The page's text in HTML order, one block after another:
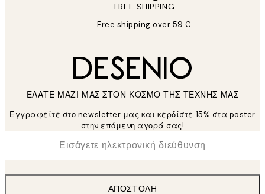
FREE SHIPPING
Free shipping over 59 €
ΕΛΑΤΕ ΜΑΖΙ ΜΑΣ ΣΤΟΝ ΚΟΣΜΟ ΤΗΣ ΤΕΧΝΗΣ ΜΑΣ
Εγγραφείτε στο newsletter μας και κερδίστε 15% στα poster
στην επόμενη αγορά σας!
Ηλεκτρονική Διεύθυνση
ΑΠΟΣΤΟΛΉ